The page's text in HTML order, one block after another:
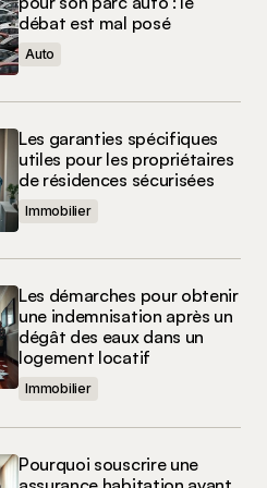
débat est mal posé
Auto
Les garanties spécifiques
utiles pour les propriétaires
de résidences sécurisées
Immobilier
Les démarches pour obtenir
une indemnisation après un
dégât des eaux dans un
logement locatif
Immobilier
Pourquoi souscrire une